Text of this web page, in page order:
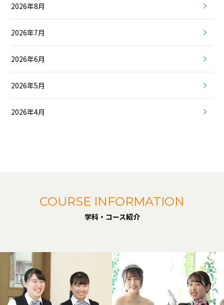
2026年8月
2026年7月
2026年6月
2026年5月
2026年4月
COURSE INFORMATION
学科・コース紹介